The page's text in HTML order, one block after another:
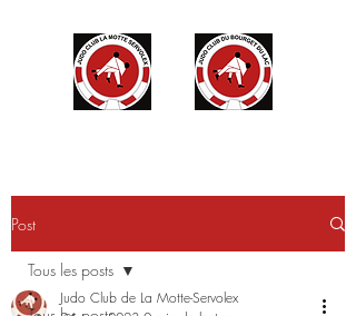
Post
Tous les posts
Judo Club de La Motte-Servolex